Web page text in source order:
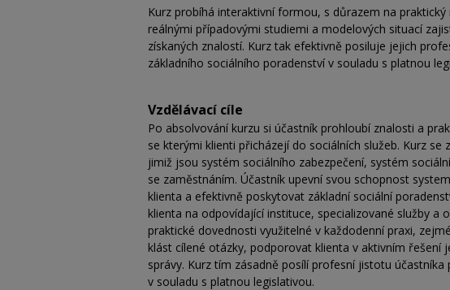
Kurz probíhá interaktivní formou, s důrazem na
reálnými případovými studiemi a modelových situací
získaných znalostí. Kurz tak efektivně posiluje jejich
základního sociálního poradenství v souladu s platnou
Vzdělávací cíle
Po absolvování kurzu si účastník prohloubí znalosti a
se kterými klienti přicházejí do sociálních služeb. Kurz
jimiž jsou systém sociálního zabezpečení, systém
se zaměstnáním. Účastník upevní svou schopnost
klienta a efektivně poskytovat základní sociální
klienta na odpovídající instituce, specializované služby
praktické dovednosti využitelné v každodenní praxi,
klást cílené otázky, podporovat klienta v aktivním
správy. Kurz tím zásadně posílí profesní jistotu
v souladu s platnou legislativou.